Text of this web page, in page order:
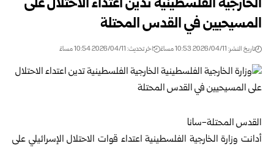
الخارجية الفلسطينية تدين اعتداء الاحتلال على
المسيحيين في القدس المحتلة
تاريخ النشر: 2026/04/11 10:53 مساءً اخر تحديث: 2026/04/11 10:54 مساءً
القدس المحتلة-سانا
أدانت وزارة الخارجية الفلسطينية اعتداء قوات الاحتلال الإسرائيلي على